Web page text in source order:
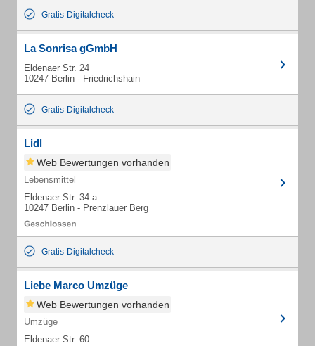
Gratis-Digitalcheck
La Sonrisa gGmbH
Eldenaer Str. 24
10247 Berlin - Friedrichshain
Gratis-Digitalcheck
Lidl
Web Bewertungen vorhanden
Lebensmittel
Eldenaer Str. 34 a
10247 Berlin - Prenzlauer Berg
Gratis-Digitalcheck
Liebe Marco Umzüge
Web Bewertungen vorhanden
Umzüge
Eldenaer Str. 60